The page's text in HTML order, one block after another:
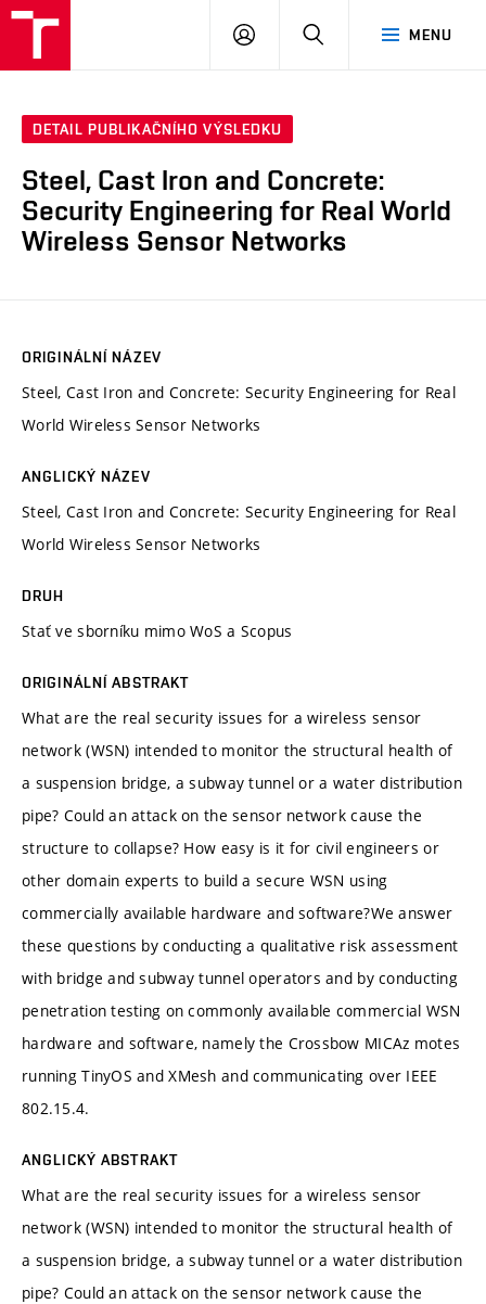
MENU
PŘIHLÁSIT
DETAIL PUBLIKAČNÍHO VÝSLEDKU
Steel, Cast Iron and Concrete:
Security Engineering for Real World
Wireless Sensor Networks
ORIGINÁLNÍ NÁZEV
Steel, Cast Iron and Concrete: Security Engineering for Real
World Wireless Sensor Networks
ANGLICKÝ NÁZEV
Steel, Cast Iron and Concrete: Security Engineering for Real
World Wireless Sensor Networks
DRUH
Stať ve sborníku mimo WoS a Scopus
ORIGINÁLNÍ ABSTRAKT
What are the real security issues for a wireless sensor
network (WSN) intended to monitor the structural health of
a suspension bridge, a subway tunnel or a water distribution
pipe? Could an attack on the sensor network cause the
structure to collapse? How easy is it for civil engineers or
other domain experts to build a secure WSN using
commercially available hardware and software?We answer
these questions by conducting a qualitative risk assessment
with bridge and subway tunnel operators and by conducting
penetration testing on commonly available commercial WSN
hardware and software, namely the Crossbow MICAz motes
running TinyOS and XMesh and communicating over IEEE
802.15.4.
ANGLICKÝ ABSTRAKT
What are the real security issues for a wireless sensor
network (WSN) intended to monitor the structural health of
a suspension bridge, a subway tunnel or a water distribution
pipe? Could an attack on the sensor network cause the